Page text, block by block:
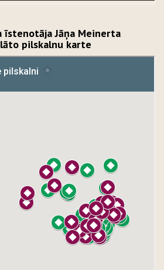
īstenotāja Jāņa Meinerta
pilskalnu karte